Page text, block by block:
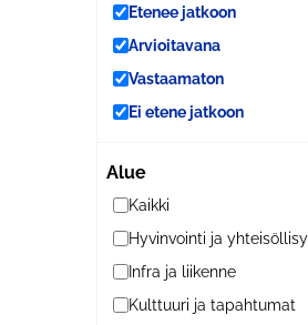
Etenee jatkoon
Arvioitavana
Vastaamaton
Ei etene jatkoon
Alue
Kaikki
Hyvinvointi ja
Infra ja liikenne
Kulttuuri ja tapahtumat